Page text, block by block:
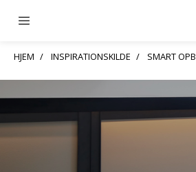
HJEM INSPIRATIONSKILDE SMART